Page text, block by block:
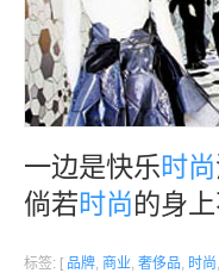
一边是快乐时尚
倘若时尚的身
标签: [ 品牌, 商业, 奢侈品, 时尚,